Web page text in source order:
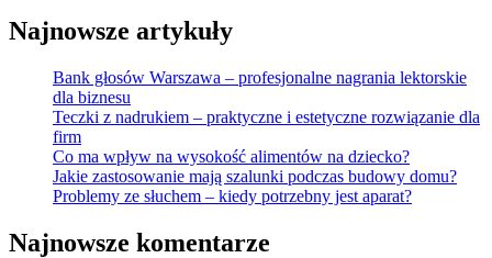
Najnowsze artykuły
Bank głosów Warszawa – profesjonalne nagrania lektorskie
dla biznesu
Teczki z nadrukiem – praktyczne i estetyczne rozwiązanie dla
firm
Co ma wpływ na wysokość alimentów na dziecko?
Jakie zastosowanie mają szalunki podczas budowy domu?
Problemy ze słuchem – kiedy potrzebny jest aparat?
Najnowsze komentarze